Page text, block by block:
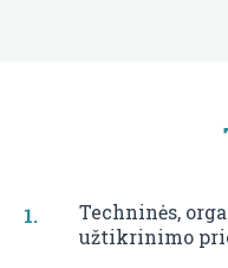
Techninės,
užtikrinimo